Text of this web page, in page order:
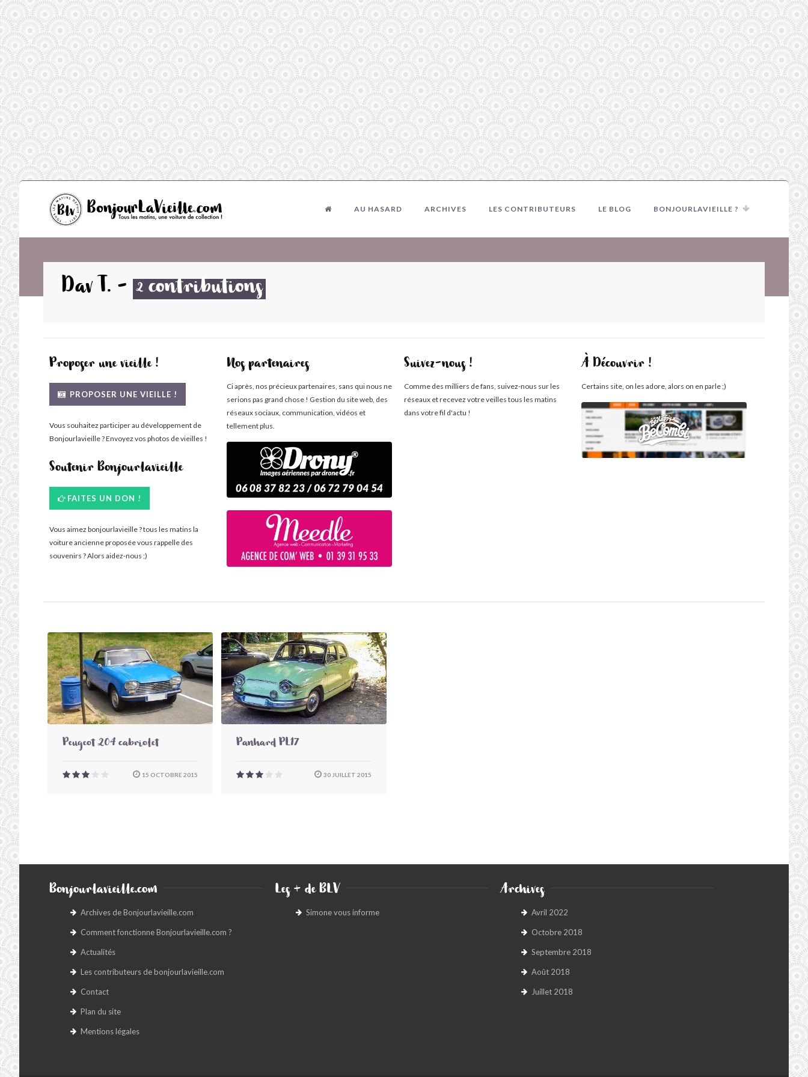
AU HASARD ARCHIVES LES CONTRIBUTEURS LE BLOG BONJOURLAVIEILLE ?
Dav T. - 2 contributions
Proposer une vieille !
PROPOSER UNE VIEILLE !
Vous souhaitez participer au développement de
Bonjourlavieille ? Envoyez vos photos de vieilles !
Soutenir Bonjourlavieille
FAITES UN DON !
Vous aimez bonjourlavieille ? tous les matins la
voiture ancienne proposée vous rappelle des
souvenirs ? Alors aidez-nous ;)
Nos partenaires
Ci après, nos précieux partenaires, sans qui nous ne
serions pas grand chose ! Gestion du site web, des
réseaux sociaux, communication, vidéos et
tellement plus.
Suivez-nous !
Comme des milliers de fans, suivez-nous sur les
réseaux et recevez votre veilles tous les matins
dans votre fil d'actu !
À Découvrir !
Certains site, on les adore, alors on en parle ;)
Peugeot 204 cabriolet
15 OCTOBRE 2015
Panhard PL17
30 JUILLET 2015
Bonjourlavieille.com
Archives de Bonjourlavieille.com
Comment fonctionne Bonjourlavieille.com ?
Actualités
Les contributeurs de bonjourlavieille.com
Contact
Plan du site
Mentions légales
Les + de BLV
Simone vous informe
Archives
Avril 2022
Octobre 2018
Septembre 2018
Août 2018
Juillet 2018